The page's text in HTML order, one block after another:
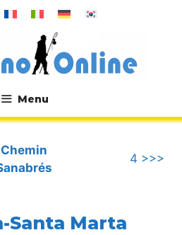
Menu
Chemin
4 >>>
Santa Marta